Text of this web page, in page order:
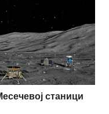
станици